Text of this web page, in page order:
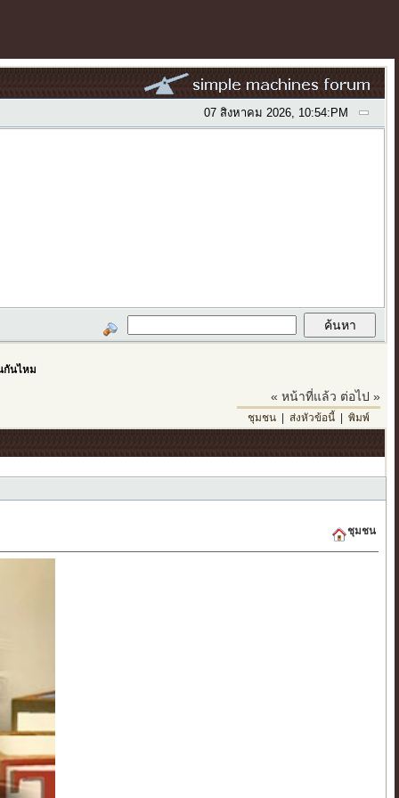
07 สิงหาคม 2026, 10:54:PM
กันไหม
« หน้าที่แล้ว ต่อไป »
ชุมชน| ส่งหัวข้อนี้| พิมพ์
ชุมชน